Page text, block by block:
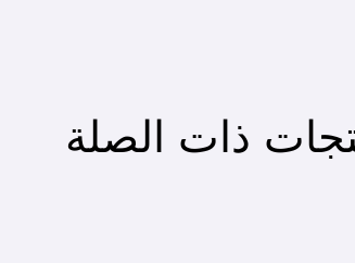
ذات الصلة